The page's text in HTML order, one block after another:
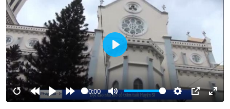
RestartRewind
PlayForward
00:00
Mute Settings
PIP
Play